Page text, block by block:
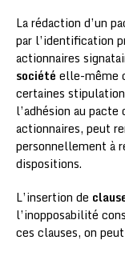
La rédaction d’un
par l’identification
actionnaires
société elle-même
certaines
l’adhésion au pacte
actionnaires, peut
personnellement à
dispositions.
L’insertion de
l’inopposabilité
ces clauses, on